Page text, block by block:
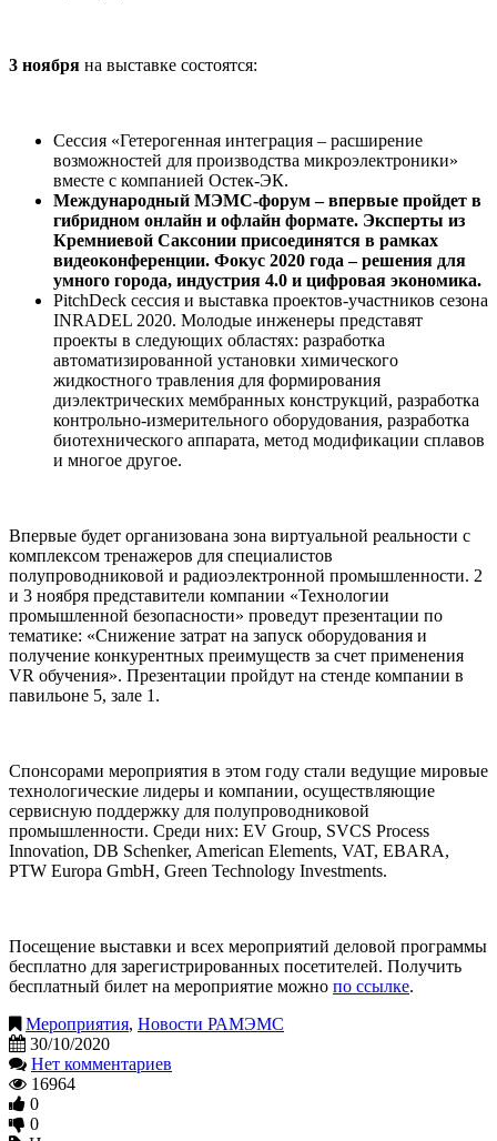
3 ноября на выставке состоятся:
Сессия «Гетерогенная интеграция – расширение
возможностей для производства микроэлектроники»
вместе с компанией Остек-ЭК.
Международный МЭМС-форум – впервые пройдет в
гибридном онлайн и офлайн формате. Эксперты из
Кремниевой Саксонии присоединятся в рамках
видеоконференции. Фокус 2020 года – решения для
умного города, индустрия 4.0 и цифровая экономика.
PitchDeck сессия и выставка проектов-участников сезона
INRADEL 2020. Молодые инженеры представят
проекты в следующих областях: разработка
автоматизированной установки химического
жидкостного травления для формирования
диэлектрических мембранных конструкций, разработка
контрольно-измерительного оборудования, разработка
биотехнического аппарата, метод модификации сплавов
и многое другое.
Впервые будет организована зона виртуальной реальности с
комплексом тренажеров для специалистов
полупроводниковой и радиоэлектронной промышленности. 2
и 3 ноября представители компании «Технологии
промышленной безопасности» проведут презентации по
тематике: «Снижение затрат на запуск оборудования и
получение конкурентных преимуществ за счет применения
VR обучения». Презентации пройдут на стенде компании в
павильоне 5, зале 1.
Спонсорами мероприятия в этом году стали ведущие мировые
технологические лидеры и компании, осуществляющие
сервисную поддержку для полупроводниковой
промышленности. Среди них: EV Group, SVCS Process
Innovation, DB Schenker, American Elements, VAT, EBARA,
PTW Europa GmbH, Green Technology Investments.
Посещение выставки и всех мероприятий деловой программы
бесплатно для зарегистрированных посетителей. Получить
бесплатный билет на мероприятие можно по ссылке.
Мероприятия, Новости РАМЭМС
30/10/2020
Нет комментариев
16964
0
0